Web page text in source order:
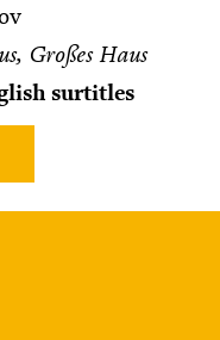
Großes Haus
surtitles